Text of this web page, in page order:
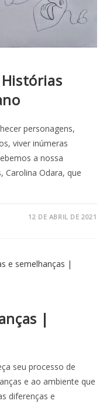
personagens,
viver inúmeras
a nossa
Carolina Odara, que
12 DE ABRIL DE 2021
|
seu processo de
e ao ambiente que
diferenças e